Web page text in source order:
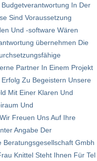
In Der
Sind Voraussetzung
Und -software Wären
übernehmen Die
Partner In Einem Projekt
Zu Begeistern Unsere
Mit Einer Klaren Und
Und
Freuen Uns Auf Ihre
Angabe Der
Beratungsgesellschaft Gmbh
Knittel Steht Ihnen Für Tel